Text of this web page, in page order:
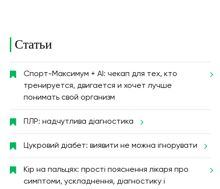
Статьи
Спорт-Максимум + AI: чекап для тех, кто
тренируется, двигается и хочет лучше
понимать свой организм
ПЛР: надчутлива діагностика
Цукровий діабет: виявити не можна ігнорувати
Кір на пальцях: прості пояснення лікаря про
симптоми, ускладнення, діагностику і